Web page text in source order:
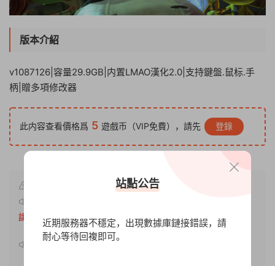
版本介紹
v1087126|容量29.9GB|内置LMAO漢化2.0|支持鍵盤.鼠标.手
柄|贈多項修改器
此内容查看價格爲 5 遊戲币（VIP免費），請先 登錄
請注明出處。
聲明：
站點公告
近期服務器不穩定，出現數據庫鏈接錯誤，請
耐心等待回複即可。